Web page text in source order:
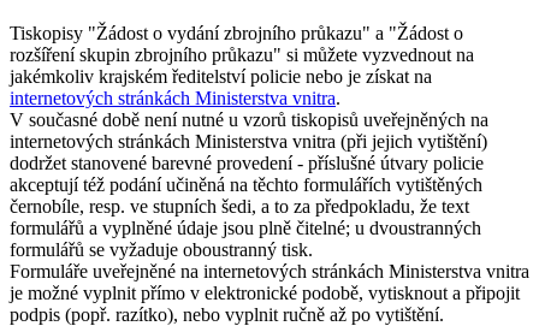
Tiskopisy "Žádost o vydání zbrojního průkazu" a "Žádost o
rozšíření skupin zbrojního průkazu" si můžete vyzvednout na
jakémkoliv krajském ředitelství policie nebo je získat na
internetových stránkách Ministerstva vnitra.
V současné době není nutné u vzorů tiskopisů uveřejněných na
internetových stránkách Ministerstva vnitra (při jejich vytištění)
dodržet stanovené barevné provedení - příslušné útvary policie
akceptují též podání učiněná na těchto formulářích vytištěných
černobíle, resp. ve stupních šedi, a to za předpokladu, že text
formulářů a vyplněné údaje jsou plně čitelné; u dvoustranných
formulářů se vyžaduje oboustranný tisk.
Formuláře uveřejněné na internetových stránkách Ministerstva vnitra
je možné vyplnit přímo v elektronické podobě, vytisknout a připojit
podpis (popř. razítko), nebo vyplnit ručně až po vytištění.